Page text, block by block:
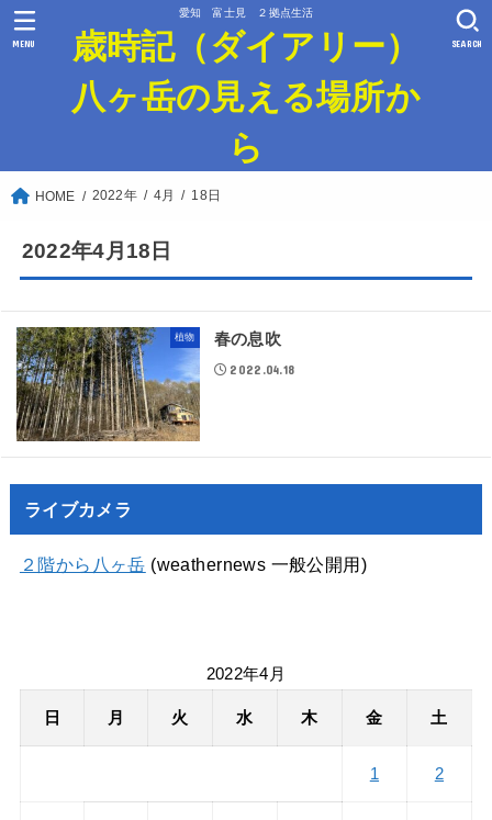
愛知 富士見 ２拠点生活
歳時記（ダイアリー）
八ヶ岳の見える場所か
ら
SEARCH
MENU
HOME 2022年 4月 18日
2022年4月18日
植物 春の息吹
2022.04.18
ライブカメラ
２階から八ヶ岳 (weathernews 一般公開用)
2022年4月
日 月 火 水 木 金 土
1 2